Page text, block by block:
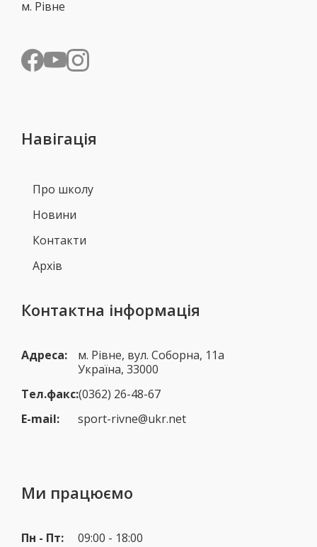
м. Рівне
Навігація
Про школу
Новини
Контакти
Архів
Контактна інформація
Адреса:
м. Рівне, вул. Соборна, 11а
Україна, 33000
Тел.факс:(0362) 26-48-67
E-mail:
sport-rivne@ukr.net
Ми працюємо
Пн - Пт: 09:00 - 18:00